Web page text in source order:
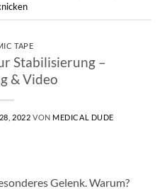
TAPE
Stabilisierung –
& Video
2022 VON MEDICAL DUDE
Gelenk. Warum?